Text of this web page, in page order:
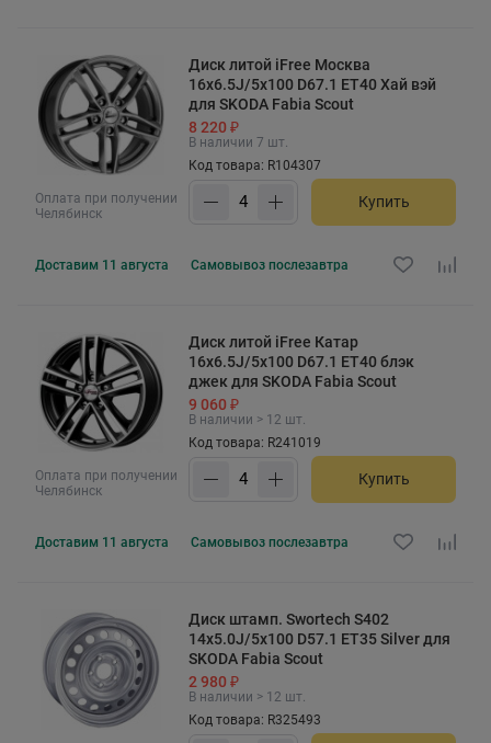
Оплата при получении
Челябинск
Диск литой iFree Москва
16x6.5J/5x100 D67.1 ET40 Хай вэй
для SKODA Fabia Scout
8 220 ₽
В наличии 7 шт.
Код товара: R104307
Купить
Доставим 11 августа Самовывоз послезавтра
Оплата при получении
Челябинск
Диск литой iFree Катар
16x6.5J/5x100 D67.1 ET40 блэк
джек для SKODA Fabia Scout
9 060 ₽
В наличии > 12 шт.
Код товара: R241019
Купить
Доставим 11 августа Самовывоз послезавтра
Диск штамп. Swortech S402
14x5.0J/5x100 D57.1 ET35 Silver для
SKODA Fabia Scout
2 980 ₽
В наличии > 12 шт.
Код товара: R325493